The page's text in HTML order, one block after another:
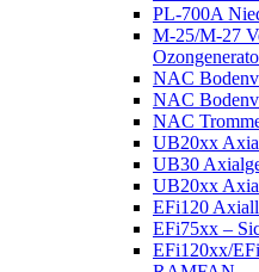
PL-700A
M-25/M-27
NAC
NAC
NAC
UB20xx
UB30
UB20xx
EFi120
EFi75xx –
EFi120xx/